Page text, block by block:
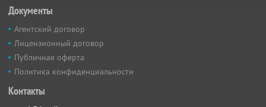
Документы
Агентский договор
Лицензионный договор
Публичная оферта
Политика конфиденциальности
Контакты